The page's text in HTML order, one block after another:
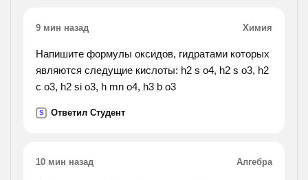
9 мин назад Химия
Напишите формулы оксидов, гидратами которых
являются следущие кислоты: h2 s o4, h2 s o3, h2
c o3, h2 si o3, h mn o4, h3 b o3
S Ответил Студент
10 мин назад Алгебра